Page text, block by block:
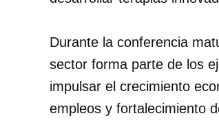
Durante la conferencia
sector forma parte de los
impulsar el crecimiento
empleos y fortalecimiento